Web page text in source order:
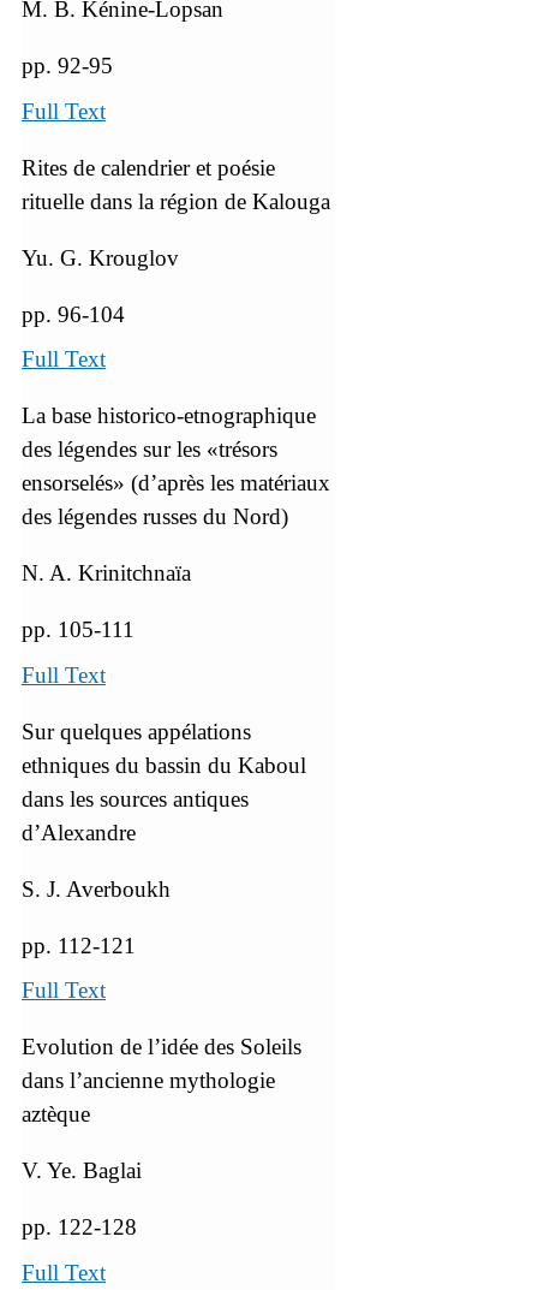
M. B. Kénine-Lopsan
pp. 92-95
Full Text
Rites de calendrier et poésie
rituelle dans la région de Kalouga
Yu. G. Krouglov
pp. 96-104
Full Text
La base historico-etnographique
des légendes sur les «trésors
ensorselés» (d’après les matériaux
des légendes russes du Nord)
N. A. Krinitchnaïa
pp. 105-111
Full Text
Sur quelques appélations
ethniques du bassin du Kaboul
dans les sources antiques
d’Alexandre
S. J. Averboukh
pp. 112-121
Full Text
Evolution de l’idée des Soleils
dans l’ancienne mythologie
aztèque
V. Ye. Baglai
pp. 122-128
Full Text